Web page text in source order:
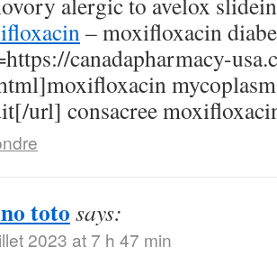
– moxifloxacin
canadapharmacy-
url] consacree
toto says:
2023 at 7 h 47 min